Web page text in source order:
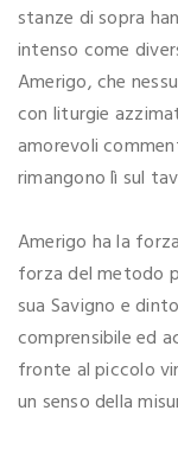
stanze di sopra
intenso come
Amerigo, che
con liturgie
amorevoli
rimangono lì sul
Amerigo ha la
forza del metodo
sua Savigno e
comprensibile ed
fronte al piccolo
un senso della